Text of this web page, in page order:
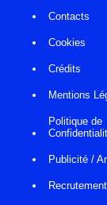
Contacts
Cookies
Crédits
Mentions
Politique de
Publicité /
Recrutement